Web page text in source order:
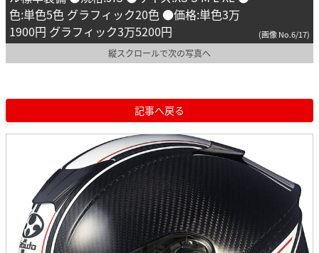
色:単色5色 グラフィック20色 ●価格:単色3万
1900円 グラフィック3万5200円
(画像 No.6/17)
縦スクロールで次の写真へ
記事へ戻る